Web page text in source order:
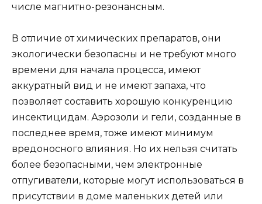
числе магнитно-резонансным.
В отличие от химических препаратов, они
экологически безопасны и не требуют много
времени для начала процесса, имеют
аккуратный вид и не имеют запаха, что
позволяет составить хорошую конкуренцию
инсектицидам. Аэрозоли и гели, созданные в
последнее время, тоже имеют минимум
вредоносного влияния. Но их нельзя считать
более безопасными, чем электронные
отпугиватели, которые могут использоваться в
присутствии в доме маленьких детей или